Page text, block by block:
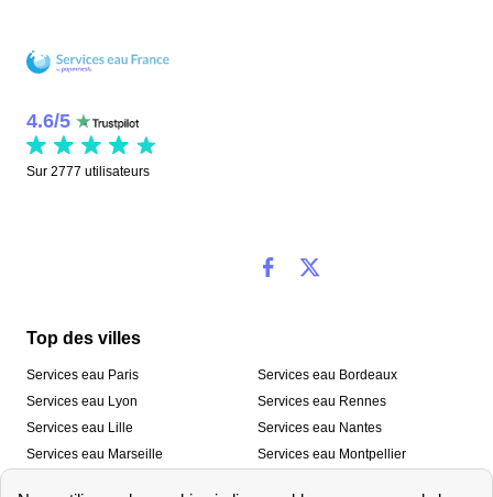
4.6/5
Sur 2777 utilisateurs
Top des villes
Services eau Paris
Services eau Lyon
Services eau Lille
Services eau Marseille
Services eau Bordeaux
Services eau Rennes
Services eau Nantes
Services eau Montpellier